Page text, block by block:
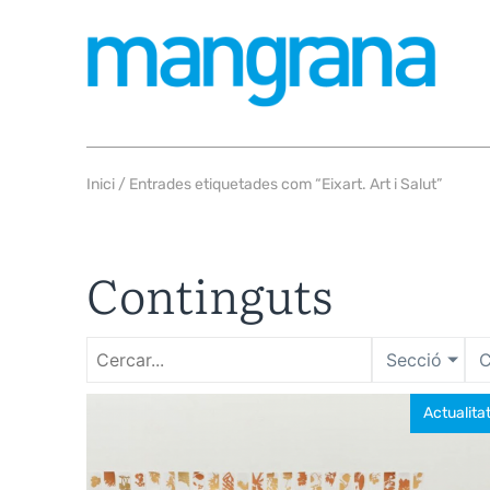
Inici / Entrades etiquetades com “Eixart. Art i Salut”
Continguts
Secció
Actualitat